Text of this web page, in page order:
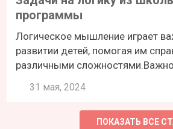
программы
Логическое мышление играет
развитии детей, помогая им
различными
31 мая, 2024
ПОКАЗАТЬ ВСЕ